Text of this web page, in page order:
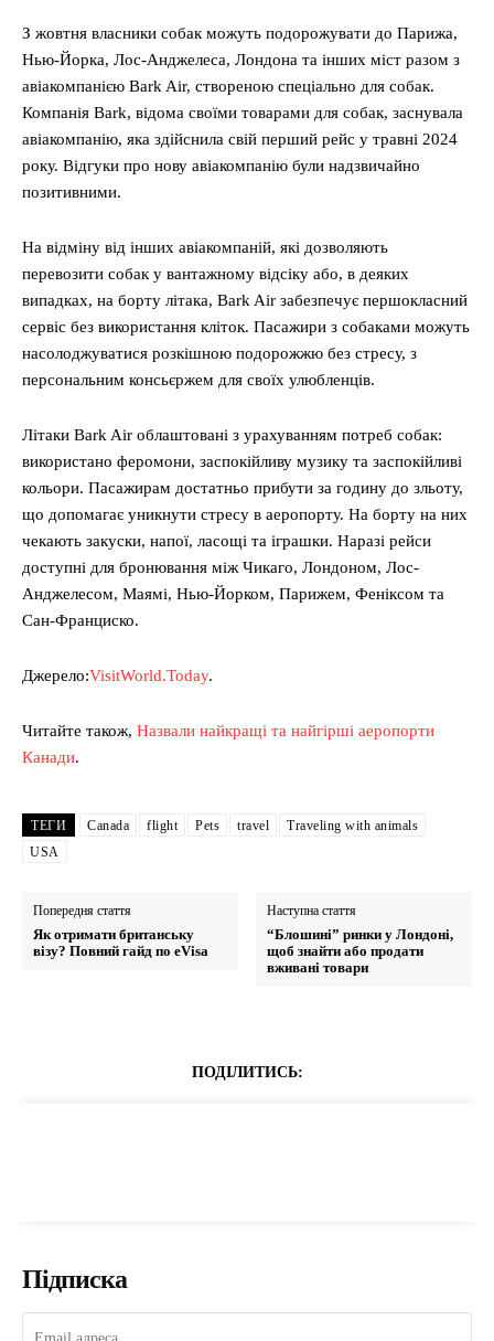
З жовтня власники собак можуть подорожувати до Парижа,
Нью-Йорка, Лос-Анджелеса, Лондона та інших міст разом з
авіакомпанією Bark Air, створеною спеціально для собак.
Компанія Bark, відома своїми товарами для собак, заснувала
авіакомпанію, яка здійснила свій перший рейс у травні 2024
року. Відгуки про нову авіакомпанію були надзвичайно
позитивними.
На відміну від інших авіакомпаній, які дозволяють
перевозити собак у вантажному відсіку або, в деяких
випадках, на борту літака, Bark Air забезпечує першокласний
сервіс без використання кліток. Пасажири з собаками можуть
насолоджуватися розкішною подорожжю без стресу, з
персональним консьєржем для своїх улюбленців.
Літаки Bark Air облаштовані з урахуванням потреб собак:
використано феромони, заспокійливу музику та заспокійливі
кольори. Пасажирам достатньо прибути за годину до зльоту,
що допомагає уникнути стресу в аеропорту. На борту на них
чекають закуски, напої, ласощі та іграшки. Наразі рейси
доступні для бронювання між Чикаго, Лондоном, Лос-
Анджелесом, Маямі, Нью-Йорком, Парижем, Феніксом та
Сан-Франциско.
Джерело:VisitWorld.Today.
Читайте також, Назвали найкращі та найгірші аеропорти
Канади.
ТЕГИ Canada flight Pets travel
Traveling with animals
USA
Попередня стаття
Як отримати британську
візу? Повний гайд по eVisa
Наступна стаття
“Блошині” ринки у Лондоні,
щоб знайти або продати
вживані товари
ПОДІЛИТИСЬ:
Підписка